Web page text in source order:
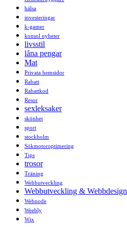
hälsa
investeringar
k-gamer
konsol nyheter
livsstil
låna pengar
Mat
Privata hemsidor
Rabatt
Rabattkod
Resor
sexleksaker
skönhet
sport
stockholm
Sökmotoroptimering
Tips
trosor
Träning
Webbutveckling
Webbutveckling & Webbdesign
Webnode
Weebly
Wix